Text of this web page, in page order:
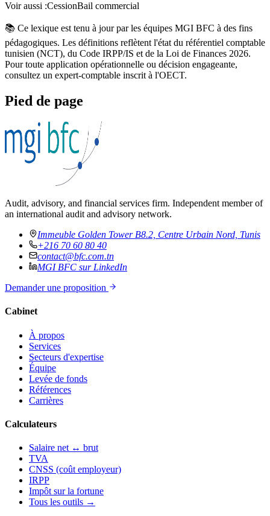
Voir aussi :CessionBail commercial
📚 Ce lexique est tenu à jour par les équipes MGI BFC à des fins
pédagogiques. Les définitions reflètent l'état du référentiel comptable
tunisien (NCT), du Code IRPP/IS et de la Loi de Finances 2026.
Pour toute application opérationnelle ou décision engageante,
consultez un expert-comptable inscrit à l'OECT.
Pied de page
Audit, advisory, and financial services firm. Independent member of
an international audit and advisory network.
Immeuble Golden Tower B8.2, Centre Urbain Nord, Tunis
+216 70 60 80 40
contact@bfc.com.tn
MGI BFC sur LinkedIn
Demander une proposition
Cabinet
À propos
Services
Secteurs d'expertise
Équipe
Levée de fonds
Références
Carrières
Calculateurs
Salaire net ↔ brut
TVA
CNSS (coût employeur)
IRPP
Impôt sur la fortune
Tous les outils →